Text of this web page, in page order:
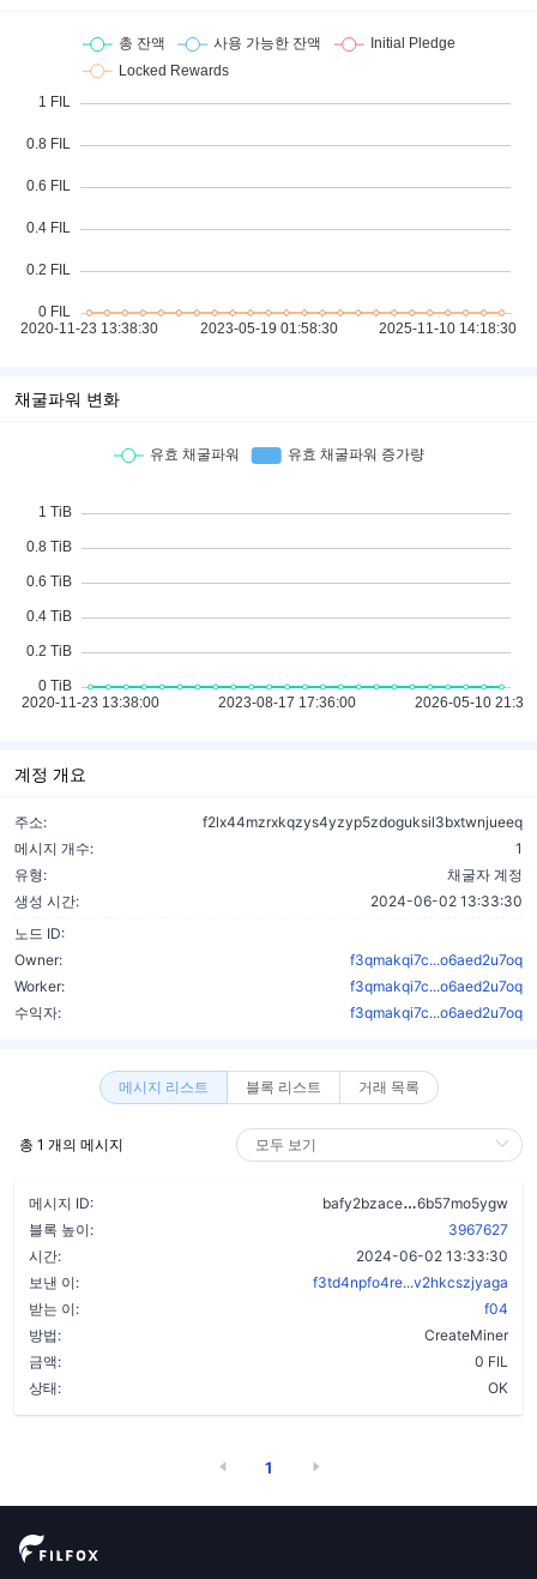
채굴파워 변화
계정 개요
주소:
f2lx44mzrxkqzys4yzyp5zdoguksil3bxtwnjueeq
메시지 개수:
1
유형:
채굴자 계정
생성 시간:
2024-06-02 13:33:30
노드 ID:
Owner:
f3qmakqi7c...o6aed2u7oq
Worker:
f3qmakqi7c...o6aed2u7oq
수익자:
f3qmakqi7c...o6aed2u7oq
메시지 리스트 블록 리스트 거래 목록
총 1 개의 메시지
메시지 ID: bafy2bzace
6b57mo5ygw
블록 높이:
3967627
시간:
2024-06-02 13:33:30
보낸 이:
f3td4npfo4re...v2hkcszjyaga
받는 이:
f04
방법:
CreateMiner
금액:
0 FIL
상태:
OK
1